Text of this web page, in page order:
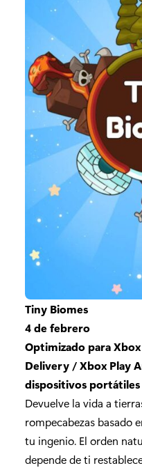
Tiny Biomes
4 de febrero
Optimizado para
Delivery / Xbox Play
dispositivos portátiles
Devuelve la vida a
rompecabezas basado
tu ingenio. El orden
depende de ti